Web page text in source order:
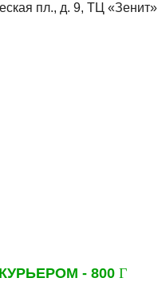
пл., д. 9, ТЦ «Зенит»
- 800